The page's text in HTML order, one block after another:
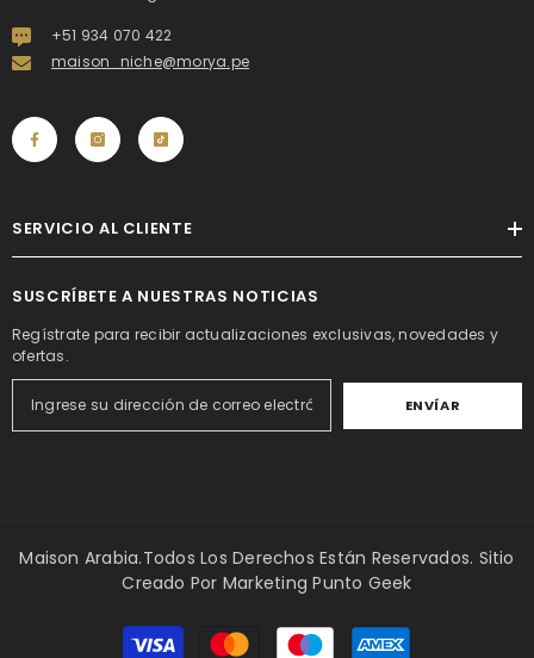
+51 934 070 422
maison_niche@morya.pe
SERVICIO AL CLIENTE
SUSCRÍBETE A NUESTRAS NOTICIAS
Regístrate para recibir actualizaciones exclusivas, novedades y
ofertas.
ENVÍAR
Maison Arabia.Todos Los Derechos Están Reservados. Sitio
Creado Por Marketing Punto Geek
Métodos